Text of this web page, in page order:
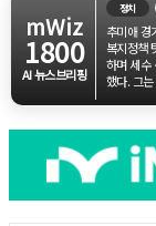
mWiz
1800
AI 뉴스브리핑
정치
추미애 경
복지정책
하며 세수
했다. 그